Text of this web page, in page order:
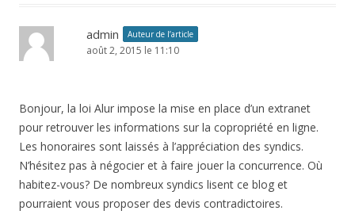
admin Auteur de l’article
août 2, 2015 le 11:10
Bonjour, la loi Alur impose la mise en place d’un extranet
pour retrouver les informations sur la copropriété en ligne.
Les honoraires sont laissés à l’appréciation des syndics.
N’hésitez pas à négocier et à faire jouer la concurrence. Où
habitez-vous? De nombreux syndics lisent ce blog et
pourraient vous proposer des devis contradictoires.